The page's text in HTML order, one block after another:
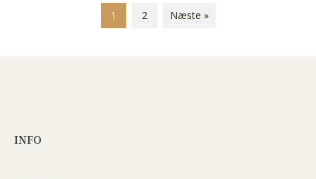
1 2 Næste »
INFO